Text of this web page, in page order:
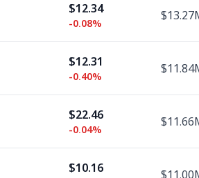
$12.34
-0.08%
$12.31
-0.40%
$22.46
-0.04%
$10.16